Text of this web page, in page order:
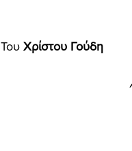
Του Χρίστου Γούδη